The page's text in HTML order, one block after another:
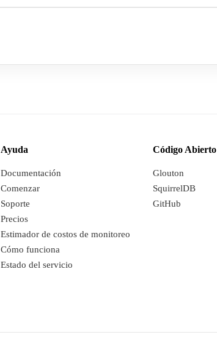
Ayuda
Documentación
Comenzar
Soporte
Precios
Estimador de costos de monitoreo
Cómo funciona
Estado del servicio
Código Abierto
Glouton
SquirrelDB
GitHub